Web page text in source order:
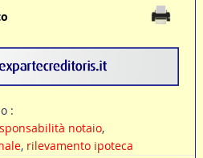
:
notaio,
, rilevamento ipoteca